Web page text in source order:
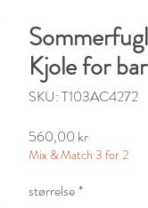
Kjole for
SKU: T103AC4272
560,00 krPris
Mix & Match 3 for 2
størrelse*